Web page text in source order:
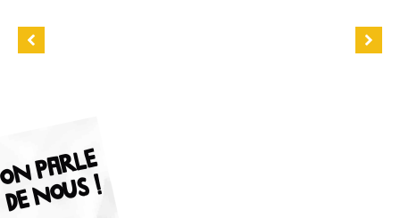
PARLE
DE NOUS !